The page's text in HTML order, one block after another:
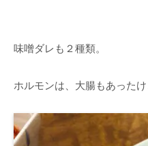
味噌ダレも２種類。
ホルモンは、大腸もあったけ